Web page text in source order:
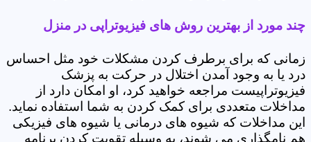
چند مورد از بهترین روش های فیزیوتراپی در منزل
زمانی که برای برطرف کردن مشکلات خود مثل احساس
درد یا به وجود آمدن اختلال در حرکت به پزشک
فیزیوتراپیست مراجعه خواهید کرد، او امکان دارد از
مداخلات متعددی برای کمک کردن به شما استفاده نماید.
این مداخلات که شیوه های درمانی یا شیوه های فیزیکی
هم نامگذاری می شوند، به وسیله تقویت کردن برنامه